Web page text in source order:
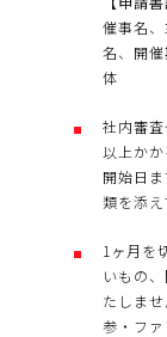
催事名
名、開
体
社内審
以上か
開始日
類を添え
1ヶ月を
いもの
たしま
参・ファ